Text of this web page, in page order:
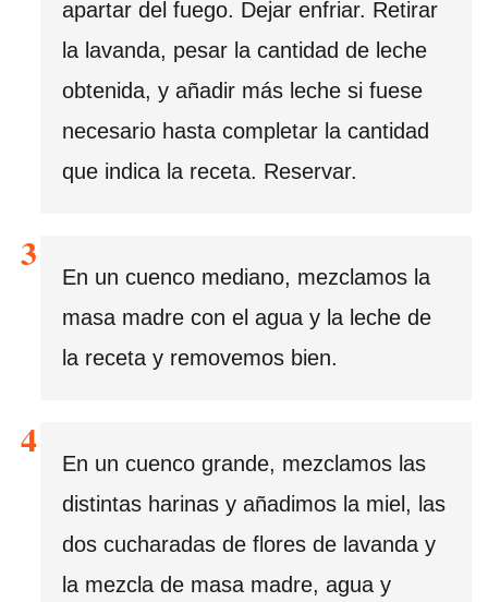
apartar del fuego. Dejar enfriar. Retirar
la lavanda, pesar la cantidad de leche
obtenida, y añadir más leche si fuese
necesario hasta completar la cantidad
que indica la receta. Reservar.
En un cuenco mediano, mezclamos la
masa madre con el agua y la leche de
la receta y removemos bien.
En un cuenco grande, mezclamos las
distintas harinas y añadimos la miel, las
dos cucharadas de flores de lavanda y
la mezcla de masa madre, agua y